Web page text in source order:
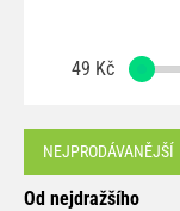
49 Kč
NEJPRODÁVANĚJŠÍ
Od nejdražšího